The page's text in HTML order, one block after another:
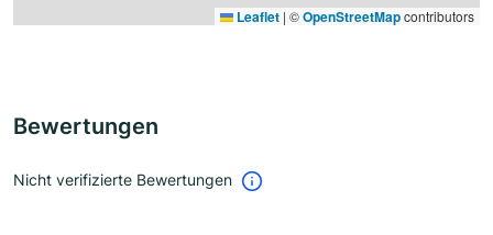
Leaflet | ©OpenStreetMapcontributors
Bewertungen
Nicht verifizierte Bewertungen